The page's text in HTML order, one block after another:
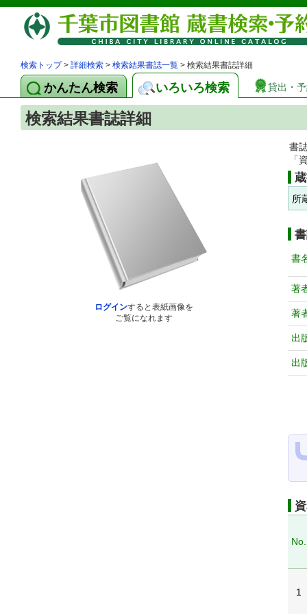
検索トップ> 詳細検索 > 検索結果書誌一覧 > 検索結果書誌詳細
かんたん検索 いろいろ検索 貸出・
検索結果書誌詳細
ログインすると表紙画像を
ご覧になれます
書
「
所
書
著
著
出
出
No.
1